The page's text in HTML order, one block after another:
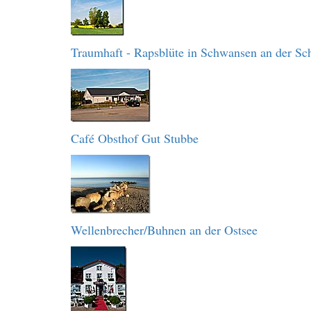
Traumhaft - Rapsblüte in Schwansen an der
Café Obsthof Gut Stubbe
Wellenbrecher/Buhnen an der Ostsee